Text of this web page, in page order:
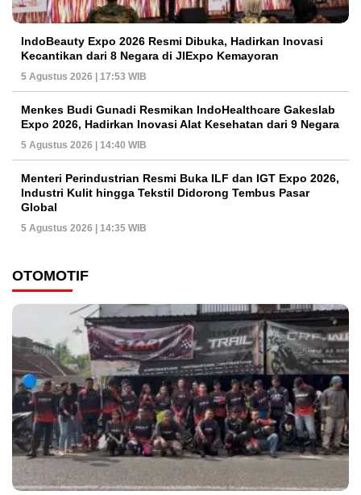
IndoBeauty Expo 2026 Resmi Dibuka, Hadirkan Inovasi
Kecantikan dari 8 Negara di JIExpo Kemayoran
5 Agustus 2026 | 17:53 WIB
Menkes Budi Gunadi Resmikan IndoHealthcare Gakeslab
Expo 2026, Hadirkan Inovasi Alat Kesehatan dari 9 Negara
5 Agustus 2026 | 14:40 WIB
Menteri Perindustrian Resmi Buka ILF dan IGT Expo 2026,
Industri Kulit hingga Tekstil Didorong Tembus Pasar
Global
5 Agustus 2026 | 14:35 WIB
OTOMOTIF